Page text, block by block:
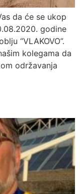
da će se ukop
godine
“VLAKOVO”.
kolegama da
održavanja